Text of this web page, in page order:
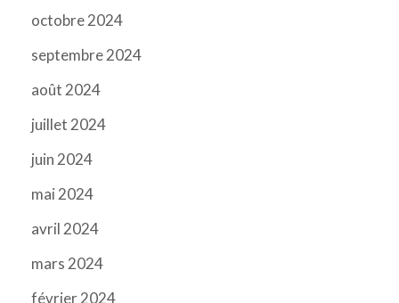
octobre 2024
septembre 2024
août 2024
juillet 2024
juin 2024
mai 2024
avril 2024
mars 2024
février 2024